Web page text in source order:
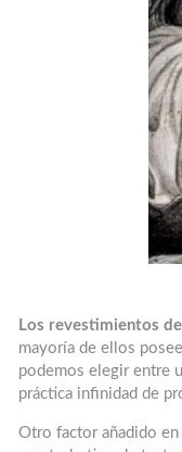
Los revestimientos
mayoría de ellos
podemos elegir entre
práctica infinidad de
Otro factor añadido